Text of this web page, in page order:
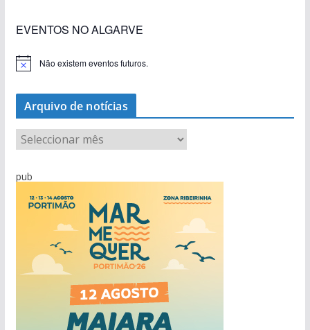
EVENTOS NO ALGARVE
Não existem eventos futuros.
Arquivo de notícias
q
e
pub